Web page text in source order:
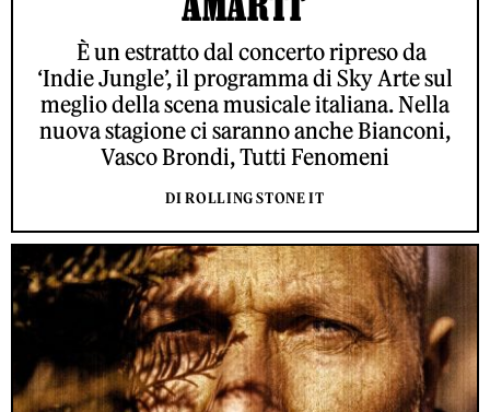
È un estratto dal concerto ripreso da
‘Indie Jungle’, il programma di Sky Arte sul
meglio della scena musicale italiana. Nella
nuova stagione ci saranno anche Bianconi,
Vasco Brondi, Tutti Fenomeni
DI ROLLING STONE IT